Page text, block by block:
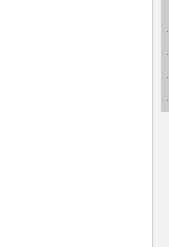
·
·
·
·
·